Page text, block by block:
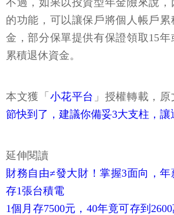
不過，如果以投資型年金險來說
的功能，可以讓保戶將個人帳戶
金，部分保單提供有保證領取15年
累積退休資金。
本文獲「 小花平台 」授權轉載，原
節快到了，建議你備妥3大支柱，讓
延伸閱讀
財務自由≠發大財！掌握3面向，
存1張台積電
1個月存7500元，40年竟可存到